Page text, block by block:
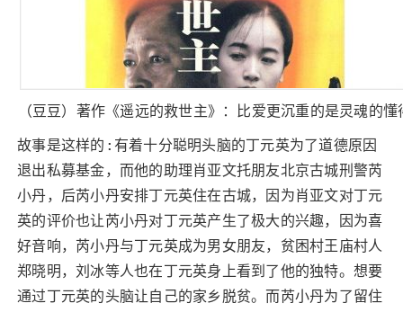
（豆豆）著作《遥远的救世主》：比爱更沉重的是灵魂的懂
故事是这样的:有着十分聪明头脑的丁元英为了道德原因
退出私募基金，而他的助理肖亚文托朋友北京古城刑警芮
小丹，后芮小丹安排丁元英住在古城，因为肖亚文对丁元
英的评价也让芮小丹对丁元英产生了极大的兴趣，因为喜
好音响，芮小丹与丁元英成为男女朋友，贫困村王庙村人
郑晓明，刘冰等人也在丁元英身上看到了他的独特。想要
通过丁元英的头脑让自己的家乡脱贫。而芮小丹为了留住